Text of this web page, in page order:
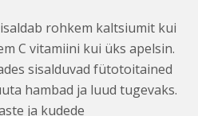
rohkem kaltsiumit kui
C vitamiini kui üks apelsin.
sisalduvad fütotoitained
hambad ja luud tugevaks.
ja kudede